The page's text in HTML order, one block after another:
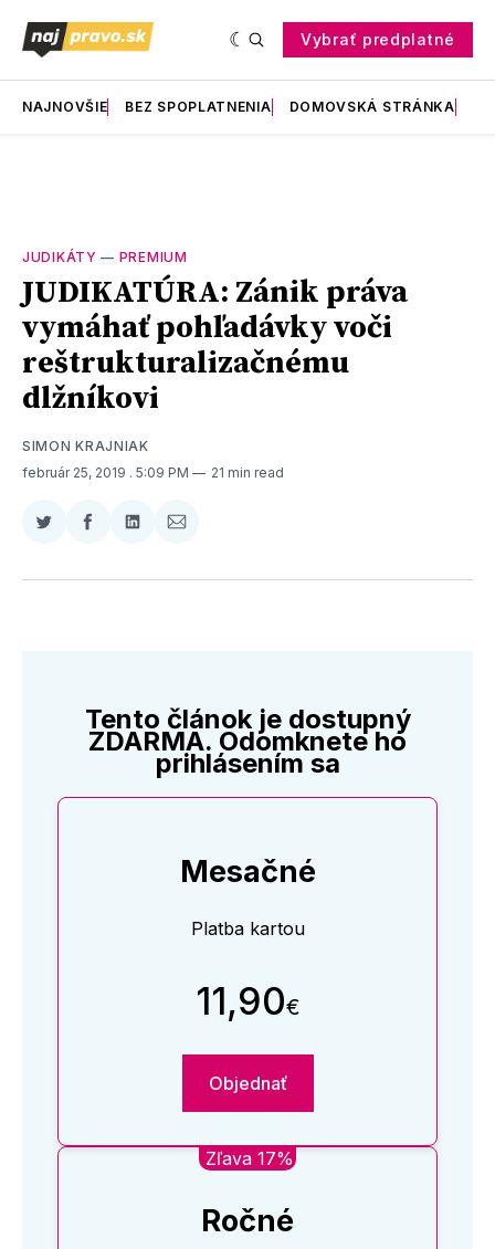
Vybrať predplatné
NAJNOVŠIE BEZ SPOPLATNENIA DOMOVSKÁ STRÁNKA
JUDIKÁTY — PREMIUM
JUDIKATÚRA: Zánik práva
vymáhať pohľadávky voči
reštrukturalizačnému
dlžníkovi
SIMON KRAJNIAK
február 25, 2019 . 5:09 PM 21 min read
Zdieľať
Twitter
Zdieľať
Facebooku
Zdieľať
LinkedIne
Zdieľať
E-
Tento článok je dostupný
ZDARMA. Odomknete ho
prihlásením sa
Mesačné
Platba kartou
11,90€
Objednať
Zľava 17%
Ročné